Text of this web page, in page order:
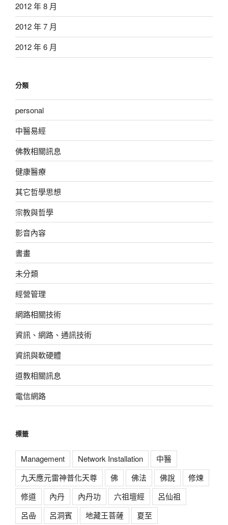
2012 年 8 月
2012 年 7 月
2012 年 6 月
分類
personal
中醫易經
佛教相關訊息
健康醫療
其它哲學思想
宗教與哲學
影音內容
書畫
未分類
經營管理
網路相關技術
資訊、網路、通訊技術
資訊與軟硬體
道教相關訊息
電信網路
標籤
Management Network Installation
中醫
九天應元雷神普化天尊
佛 佛法 佛說
修煉
修道
內丹 內丹功 六祖壇經
呂仙祖
呂喦
呂洞賓 地藏王菩薩 夏至